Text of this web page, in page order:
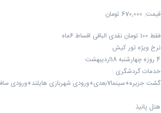
قیمت: 670,000 تومان
فقط 100 تومان نقدی الباقی اقساط 6ماه
نرخ ویژه تور کیش
4 روزه چهارشنبه 18اردیبهشت
خدمات گردشگری :
گشت جزیره+سینما7بعدی+ورودی شهربازی هایلند+ورودی سافاری #رایگان
هتل پانیذ